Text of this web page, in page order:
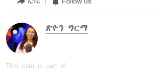
ጽዮን ግርማ
This item is part of